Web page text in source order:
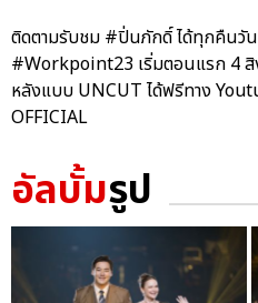
ติดตามรับชม #ปิ่นภักดิ์ ได้ทุกคืนวัน
#Workpoint23 เริ่มตอนแรก 4 สิ
หลังแบบ UNCUT ได้ฟรีทาง
OFFICIAL
อัลบั้มรูป